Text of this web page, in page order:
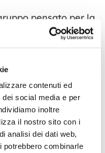
contenuti ed
social media e per
inoltre
il nostro sito con i
analisi dei dati web,
potrebbero combinarle
pensato per la
è potenziare le
attraverso
e n. 1 incontro